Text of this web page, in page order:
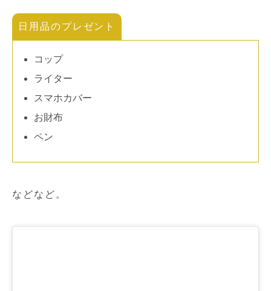
日用品のプレゼント
コップ
ライター
スマホカバー
お財布
ペン
などなど。